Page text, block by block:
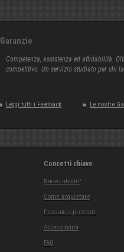
Garanzie
Competenza, assistenza ed affidabilità.
competitivo. Un servizio studiato per chi
Leggi tutti i Feedback Le nostre
Concetti chiave
Nuovo utente?
Come acquistare
Passato e presente
Accessibilità
FAQ